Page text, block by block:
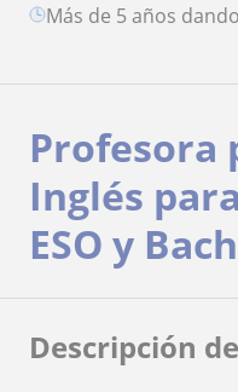
más de 5 años
Profesora
Inglés
ESO y
Descripción